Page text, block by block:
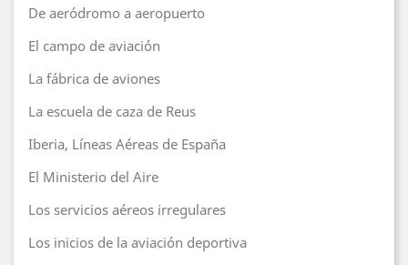
De aeródromo a aeropuerto
El campo de aviación
La fábrica de aviones
La escuela de caza de Reus
Iberia, Líneas Aéreas de España
El Ministerio del Aire
Los servicios aéreos irregulares
Los inicios de la aviación deportiva